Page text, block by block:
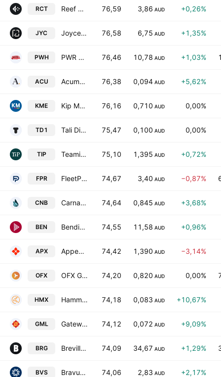
RCT Reef Casino Trust 76,59 3,86 AUD +0,26%
JYC Joyce Corporation Ltd 76,58 6,75 AUD +1,35%
PWH PWR Holdings Ltd. 76,46 10,78 AUD +1,03%
ACU Acumentis Group Limited 76,38 0,094 AUD +5,62%
KME Kip McGrath Education Centres Limited 76,16 0,710 AUD 0,00%
TD1 Tali Digital Ltd 75,47 0,100 AUD 0,00%
TIP Teaminvest Private Group Ltd 75,10 1,395 AUD +0,72%
FPR FleetPartners Group Limited 74,67 3,40 AUD −0,87%
CNB Carnaby Resources Ltd. 74,64 0,845 AUD +3,68%
BEN Bendigo & Adelaide Bank Ltd. 74,55 11,58 AUD +0,96%
APX Appen Ltd. 74,42 1,390 AUD −3,14%
OFX OFX Group Ltd. 74,20 0,820 AUD 0,00%
HMX Hammer Metals Limited 74,18 0,083 AUD +10,67%
GML Gateway Mining Limited 74,12 0,072 AUD +9,09%
BRG Breville Group Limited 74,09 34,67 AUD +1,29%
BVS Bravura Solutions Limited 74,06 2,83 AUD +2,17%